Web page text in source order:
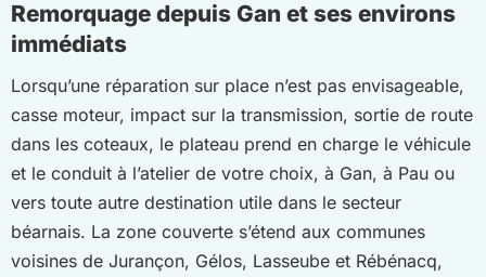
Remorquage depuis Gan et ses environs
immédiats
Lorsqu’une réparation sur place n’est pas envisageable,
casse moteur, impact sur la transmission, sortie de route
dans les coteaux, le plateau prend en charge le véhicule
et le conduit à l’atelier de votre choix, à Gan, à Pau ou
vers toute autre destination utile dans le secteur
béarnais. La zone couverte s’étend aux communes
voisines de Jurançon, Gélos, Lasseube et Rébénacq,